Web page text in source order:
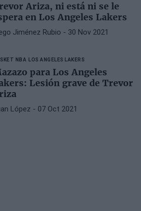
Ariza, ni está ni se le
en Los Angeles Lakers
Jiménez Rubio - 30 Nov 2021
NBA LOS ANGELES LAKERS
para Los Angeles
Lesión grave de Trevor
López - 07 Oct 2021